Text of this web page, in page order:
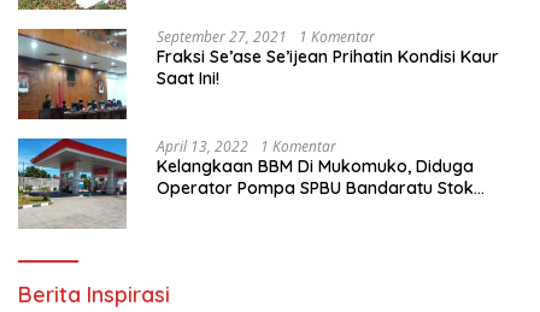
September 27, 2021 1 Komentar
Fraksi Se’ase Se’ijean Prihatin Kondisi Kaur
Saat Ini!
April 13, 2022 1 Komentar
Kelangkaan BBM Di Mukomuko, Diduga
Operator Pompa SPBU Bandaratu Stok
Berita Inspirasi